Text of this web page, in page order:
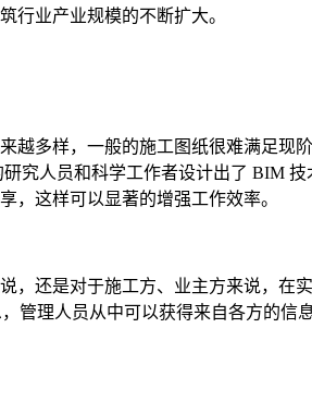
行业产业规模的不断扩大。
越多样，一般的施工图纸很难满足
究人员和科学工作者设计出了 BIM
，这样可以显著的增强工作效率。
，还是对于施工方、业主方来说，
管理人员从中可以获得来自各方的